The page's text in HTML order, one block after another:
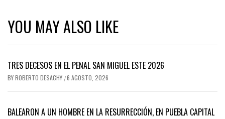
YOU MAY ALSO LIKE
TRES DECESOS EN EL PENAL SAN MIGUEL ESTE 2026
BYROBERTO DESACHY /6 AGOSTO, 2026
BALEARON A UN HOMBRE EN LA RESURRECCIÓN, EN PUEBLA CAPITAL